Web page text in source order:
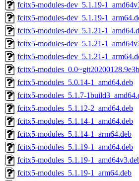
fcitx5-modules-dev_5.1.19-
fcitx5-modules-dev_5.1.19-
fcitx5-modules-dev_5.1.21-
fcitx5-modules-dev_5.1.21-
fcitx5-modules-dev_5.1.21-
fcitx5-
fcitx5-modules_5.0.14-1_amd64.deb
fcitx5-modules_5.1.7-
fcitx5-modules_5.1.12-2_amd64.deb
fcitx5-modules_5.1.14-1_amd64.deb
fcitx5-modules_5.1.14-1_arm64.deb
fcitx5-modules_5.1.19-1_amd64.deb
fcitx5-modules_5.1.19-
fcitx5-modules_5.1.19-1_arm64.deb